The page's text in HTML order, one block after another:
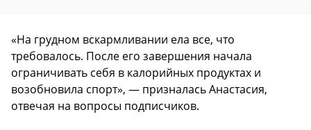
«На грудном вскармливании ела все, что
требовалось. После его завершения начала
ограничивать себя в калорийных продуктах и
возобновила спорт», — призналась Анастасия,
отвечая на вопросы подписчиков.